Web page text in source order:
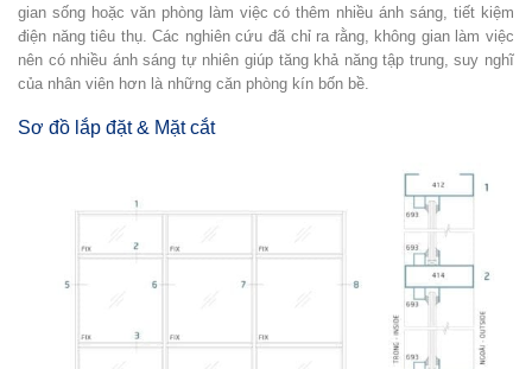
gian sống hoặc văn phòng làm việc có thêm nhiều ánh sáng, tiết kiệm
điện năng tiêu thụ. Các nghiên cứu đã chỉ ra rằng, không gian làm việc
nên có nhiều ánh sáng tự nhiên giúp tăng khả năng tập trung, suy nghĩ
của nhân viên hơn là những căn phòng kín bốn bề.
Sơ đồ lắp đặt & Mặt cắt